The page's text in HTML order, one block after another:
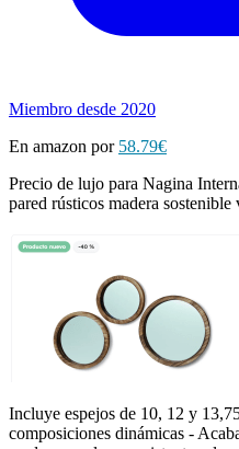
Miembro desde 2020
En amazon por 58.79€
Precio de lujo para Nagina
pared rústicos madera
Incluye espejos de 10, 12 y
composiciones dinámicas -